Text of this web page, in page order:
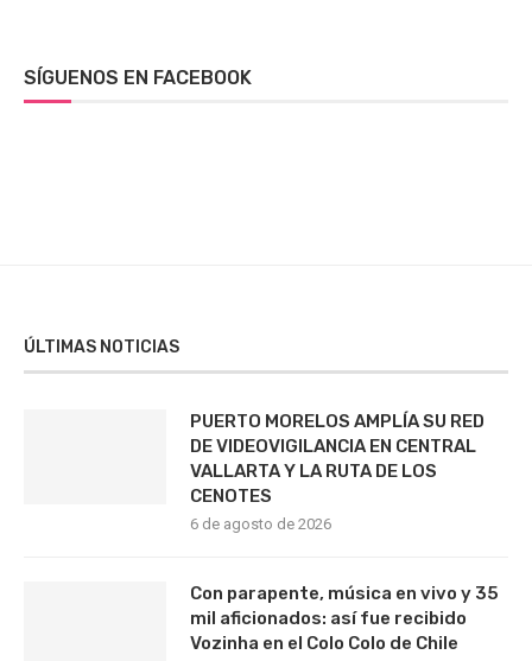
SÍGUENOS EN FACEBOOK
ÚLTIMAS NOTICIAS
PUERTO MORELOS AMPLÍA SU RED
DE VIDEOVIGILANCIA EN CENTRAL
VALLARTA Y LA RUTA DE LOS
CENOTES
6 de agosto de 2026
Con parapente, música en vivo y 35
mil aficionados: así fue recibido
Vozinha en el Colo Colo de Chile